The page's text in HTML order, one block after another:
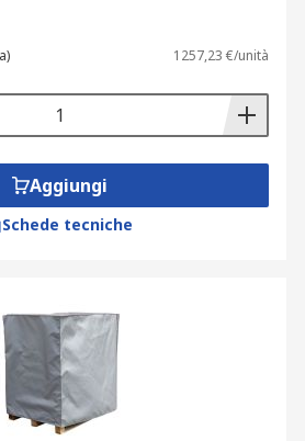
1257,23 €/unità
Aggiungi
Schede tecniche